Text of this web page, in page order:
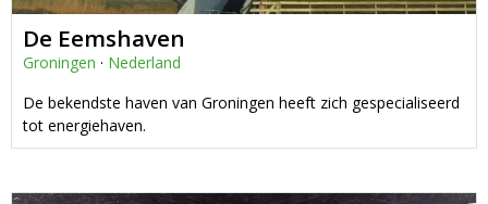
De Eemshaven
Groningen · Nederland
De bekendste haven van Groningen heeft zich gespecialiseerd
tot energiehaven.